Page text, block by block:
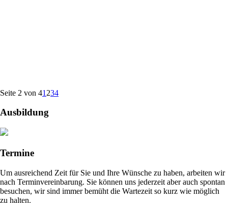
Seite 2 von 41 234
Ausbildung
Termine
Um ausreichend Zeit für Sie und Ihre Wünsche zu haben, arbeiten wir
nach Terminvereinbarung. Sie können uns jederzeit aber auch spontan
besuchen, wir sind immer bemüht die Wartezeit so kurz wie möglich
zu halten.